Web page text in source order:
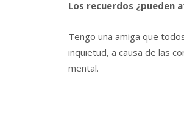
Los recuerdos ¿pueden
Tengo una amiga que
inquietud, a causa de las
mental.